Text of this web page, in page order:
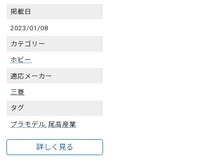
掲載日
2023/01/08
カテゴリー
ホビー
適応メーカー
三菱
タグ
プラモデル 尾高産業
詳しく見る